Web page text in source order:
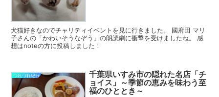
犬猫好きなのでチャリティイベントを見に行きました。 國府田 マリ
子さんの「かわいそうなぞう」の朗読劇に衝撃を受けましたね。 感
想はnoteの方に投稿しました！
つれづれ紀行
千葉県いすみ市の隠れた名店「チ
ョイス」～季節の恵みを味わう至
福のひととき～